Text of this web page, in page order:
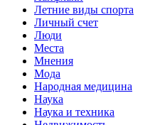
Летние виды спорта
Личный счет
Люди
Места
Мнения
Мода
Народная медицина
Наука
Наука и техника